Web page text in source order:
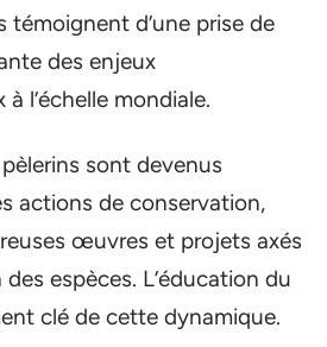
témoignent d’une prise de
des enjeux
l’échelle mondiale.
sont devenus
actions de conservation,
œuvres et projets axés
espèces. L’éducation du
clé de cette dynamique.